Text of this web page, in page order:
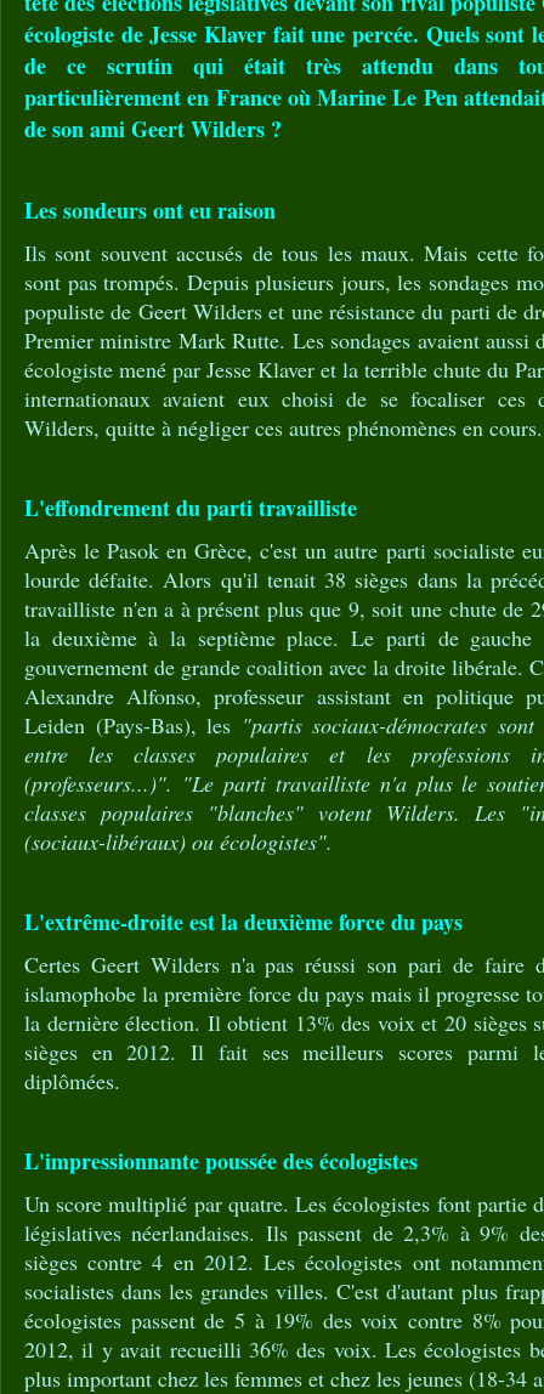
écologiste de Jesse Klaver fait une percée. Quels sont
de ce scrutin qui était très attendu dans
particulièrement en France où Marine Le Pen
de son ami Geert Wilders ?
Les sondeurs ont eu raison
Ils sont souvent accusés de tous les maux. Mais cette
sont pas trompés. Depuis plusieurs jours, les sondages
populiste de Geert Wilders et une résistance du parti de
Premier ministre Mark Rutte. Les sondages avaient aussi
écologiste mené par Jesse Klaver et la terrible chute du
internationaux avaient eux choisi de se focaliser ces
Wilders, quitte à négliger ces autres phénomènes en cours.
L'effondrement du parti travailliste
Après le Pasok en Grèce, c'est un autre parti socialiste
lourde défaite. Alors qu'il tenait 38 sièges dans la
travailliste n'en a à présent plus que 9, soit une chute de
la deuxième à la septième place. Le parti de gauche
gouvernement de grande coalition avec la droite libérale.
Alexandre Alfonso, professeur assistant en politique
Leiden (Pays-Bas), les "partis sociaux-démocrates
entre les classes populaires et les professions
(professeurs...)". "Le parti travailliste n'a plus le
classes populaires "blanches" votent Wilders. Les
(sociaux-libéraux) ou écologistes".
L'extrême-droite est la deuxième force du pays
Certes Geert Wilders n'a pas réussi son pari de faire
islamophobe la première force du pays mais il progresse
la dernière élection. Il obtient 13% des voix et 20 sièges
sièges en 2012. Il fait ses meilleurs scores parmi
diplômées.
L'impressionnante poussée des écologistes
Un score multiplié par quatre. Les écologistes font partie
législatives néerlandaises. Ils passent de 2,3% à 9%
sièges contre 4 en 2012. Les écologistes ont
socialistes dans les grandes villes. C'est d'autant plus
écologistes passent de 5 à 19% des voix contre 8%
2012, il y avait recueilli 36% des voix. Les écologistes
plus important chez les femmes et chez les jeunes (18-34